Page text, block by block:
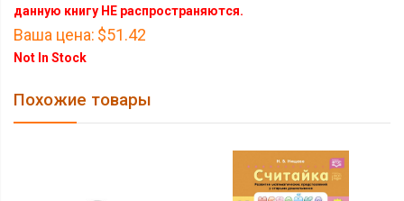
данную книгу НЕ распространяются.
Ваша цена: $51.42
Not In Stock
Похожие товары